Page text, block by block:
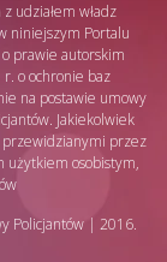
udziałem władz
niniejszym Portalu
prawie autorskim
o ochronie baz
na postawie umowy
Jakiekolwiek
przewidzianymi przez
użytkiem osobistym,
Policjantów | 2016.